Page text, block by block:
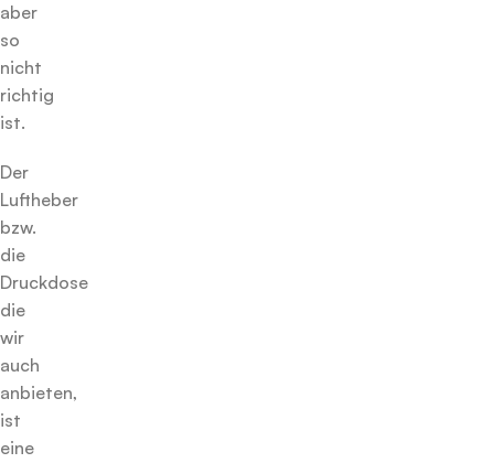
aber
so
nicht
richtig
ist.
Der
Luftheber
bzw.
die
Druckdose
die
wir
auch
anbieten,
ist
eine